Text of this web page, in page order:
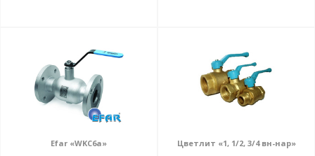
Efar «WKC6a» Цветлит «1, 1/2, 3/4 вн-нар»